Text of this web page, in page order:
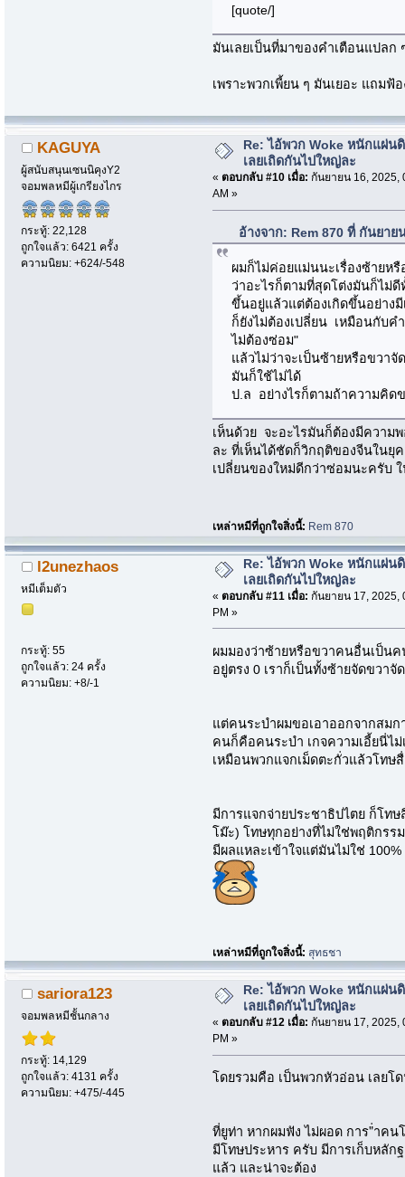
[quote/]
มันเลยเป็นที่มาของคำเตือนแปลก
เพราะพวกเพี้ยน ๆ มันเยอะ แถม
KAGUYA
ผู้สนับสนุนเซนนิคุงY2
จอมพลหมีผู้เกรียงไกร
กระทู้: 22,128
ถูกใจแล้ว: 6421 ครั้ง
ความนิยม: +624/-548
Re: ไอ้พวก Woke หนักแผ่น
เลยเถิดกันไปใหญ่ละ
« ตอบกลับ #10 เมื่อ: กันยายน 16, 2025,
AM »
อ้างจาก: Rem 870 ที่ กันยาย
ผมก็ไม่ค่อยแม่นนะเรื่องซ้ายห
ว่าอะไรก็ตามที่สุดโต่งมันก็ไม่
ขึ้นอยู่แล้วแต่ต้องเกิดขึ้นอย่าง
ก็ยังไม่ต้องเปลี่ยน เหมือนกับค
ไม่ต้องซ่อม"
แล้วไม่ว่าจะเป็นซ้ายหรือขวาจั
มันก็ใช้ไม่ได้
ป.ล อย่างไรก็ตามถ้าความคิด
เห็นด้วย จะอะไรมันก็ต้องมีความ
ละ ที่เห็นได้ชัดก็วิกฤติของจีนในยุ
เปลี่ยนของใหม่ดีกว่าซ่อมนะครับ ใ
เหล่าหมีที่ถูกใจสิ่งนี้: Rem 870
l2unezhaos
หมีเต็มตัว
กระทู้: 55
ถูกใจแล้ว: 24 ครั้ง
ความนิยม: +8/-1
Re: ไอ้พวก Woke หนักแผ่น
เลยเถิดกันไปใหญ่ละ
« ตอบกลับ #11 เมื่อ: กันยายน 17, 2025,
PM »
ผมมองว่าซ้ายหรือขวาคนอื่นเป็นค
อยู่ตรง 0 เราก็เป็นทั้งซ้ายจัดขวา
แต่คนระบำผมขอเอาออกจากสม
คนก็คือคนระบำ เกจความเอี้ยนี่
เหมือนพวกแจกเม็ดตะกั่วแล้วโทษ
มีการแจกจ่ายประชาธิปไตย ก็โท
โม๊ะ) โทษทุกอย่างที่ไม่ใช่พฤติกรร
มีผลแหละเข้าใจแต่มันไม่ใช่
เหล่าหมีที่ถูกใจสิ่งนี้: สุทธชา
sariora123
จอมพลหมีชั้นกลาง
กระทู้: 14,129
ถูกใจแล้ว: 4131 ครั้ง
ความนิยม: +475/-445
Re: ไอ้พวก Woke หนักแผ่น
เลยเถิดกันไปใหญ่ละ
« ตอบกลับ #12 เมื่อ: กันยายน 17, 2025,
PM »
โดยรวมคือ เป็นพวกหัวอ่อน เลยโ
ที่ยูท่า หากผมฟัง ไม่ผอด การ"่าคน
มีโทษประหาร ครับ มีการเก็บหลัก
แล้ว และน่าจะต้อง